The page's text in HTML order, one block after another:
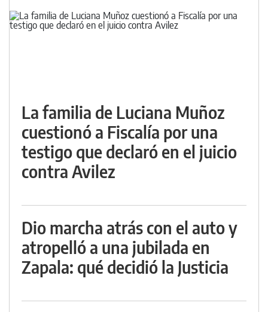
La familia de Luciana Muñoz
cuestionó a Fiscalía por una
testigo que declaró en el juicio
contra Avilez
Dio marcha atrás con el auto y
atropelló a una jubilada en
Zapala: qué decidió la Justicia